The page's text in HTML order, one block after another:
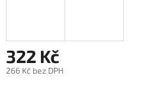
322 Kč
266 Kč bez DPH